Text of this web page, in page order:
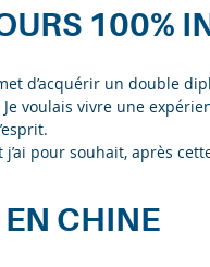
100%
d’acquérir un double
voulais vivre une
pour souhait, après
CHINE